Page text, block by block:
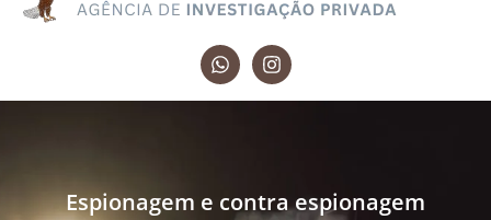
Espionagem e contra espionagem